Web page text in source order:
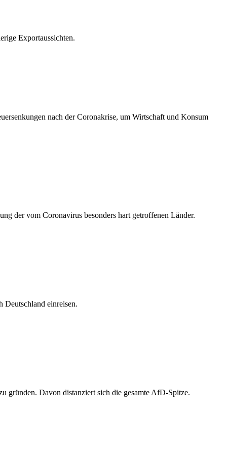
Exportaussichten.
nach der Coronakrise, um Wirtschaft und Konsum
der vom Coronavirus besonders hart getroffenen Länder.
Deutschland einreisen.
gründen. Davon distanziert sich die gesamte AfD-Spitze.